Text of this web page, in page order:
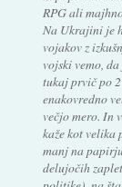
RPG ali
Na Ukrajini je
vojakov z
vojski vemo,
tukaj prvič po
enakovredno
večjo mero. In
kaže kot velika
manj na
delujočih